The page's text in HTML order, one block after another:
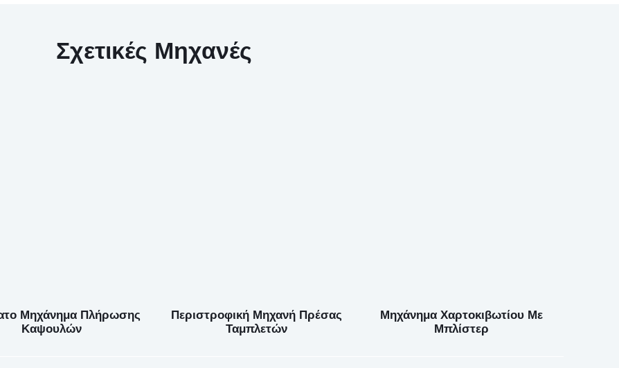
Σχετικές Μηχανές
Μηχάνημα Πλήρωσης
Καψουλών
Περιστροφική Μηχανή Πρέσας
Ταμπλετών
Μηχάνημα Χαρτοκιβωτίου Με
Μπλίστερ